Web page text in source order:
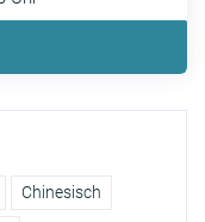
Chinesisch